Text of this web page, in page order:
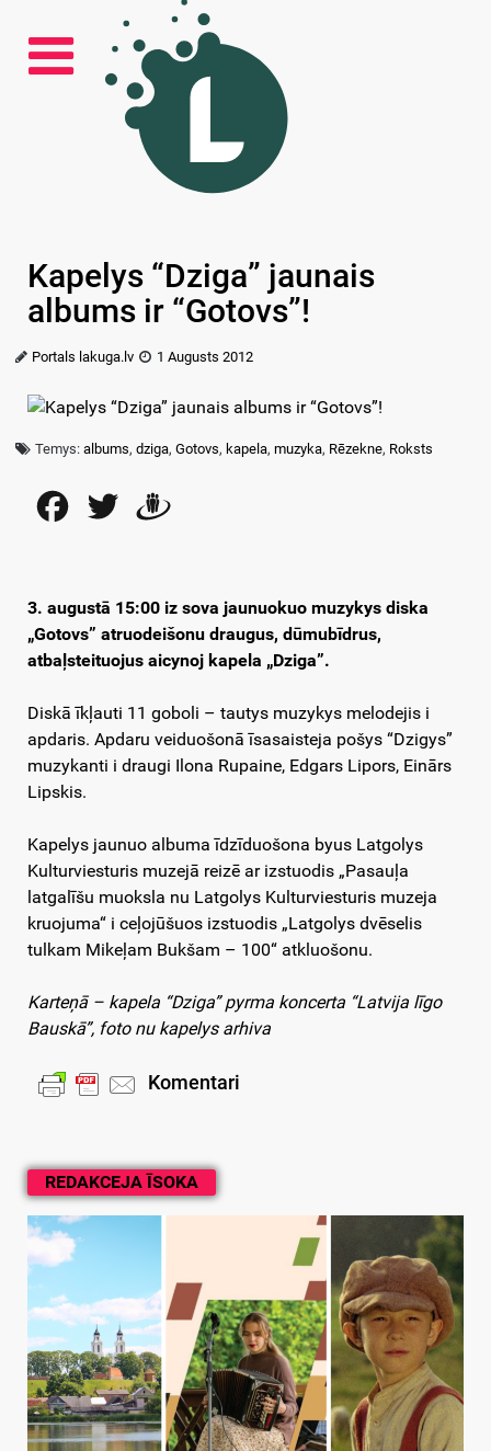
REDAKCEJA ĪSOKA
Kapelys “Dziga” jaunais
albums ir “Gotovs”!
Portals lakuga.lv 1 Augusts 2012
Temys:albums,dziga,Gotovs, kapela,muzyka, Rēzekne, Roksts
FacebookTwitter
3. augustā 15:00 iz sova jaunuokuo muzykys diska
„Gotovs” atruodeišonu draugus, dūmubīdrus,
atbaļsteituojus aicynoj kapela „Dziga”.
Diskā īkļauti 11 goboli – tautys muzykys melodejis i
apdaris. Apdaru veiduošonā īsasaisteja pošys “Dzigys”
muzykanti i draugi Ilona Rupaine, Edgars Lipors, Einārs
Lipskis.
Kapelys jaunuo albuma īdzīduošona byus Latgolys
Kulturviesturis muzejā reizē ar izstuodis „Pasauļa
latgalīšu muoksla nu Latgolys Kulturviesturis muzeja
kruojuma“ i ceļojūšuos izstuodis „Latgolys dvēselis
tulkam Mikeļam Bukšam – 100“ atkluošonu.
Karteņā – kapela “Dziga” pyrma koncerta “Latvija līgo
Bauskā”, foto nu kapelys arhiva
Komentari